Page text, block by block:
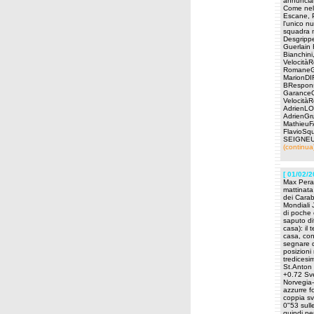
Come
Escane,
l'unico
squadra
Guerlain
[ 01/02/
Max
dei
Mondiali
di poche
saputo
casa): il
casa,
segnare
posizioni
St.Anton
+0.72
azzurre
coppia
0"53